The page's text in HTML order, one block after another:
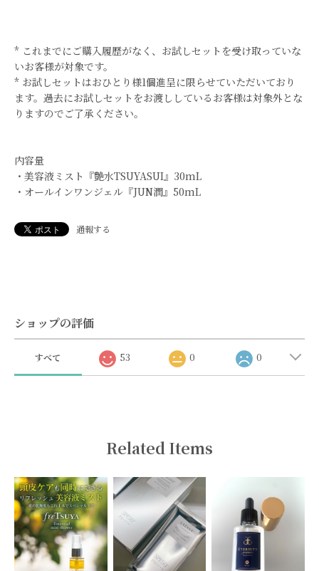
* これまでにご購入履歴がなく、お試しセットを受け取っていな
いお客様が対象です。
* お試しセットはおひとり様1個進呈に限らせていただいており
ます。過去にお試しセットをお渡ししているお客様は対象外とな
りますのでご了承ください。
内容量
・美容液ミスト『艶水TSUYASUI』30mL
・オールインワンジェル『JUN潤』50mL
通報する
ショップの評価
すべて 53 0 0
Related Items